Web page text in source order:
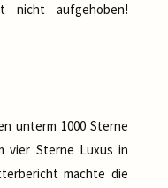
nicht aufgehoben!
unterm 1000 Sterne
vier Sterne Luxus in
machte die